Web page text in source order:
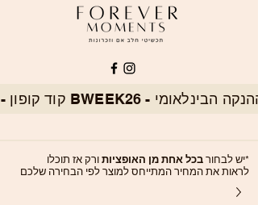
*יש לבחור בכל אחת מן האופציות ורק אז תוכלו
לראות את המחיר המתייחס למוצר לפי הבחירה שלכם